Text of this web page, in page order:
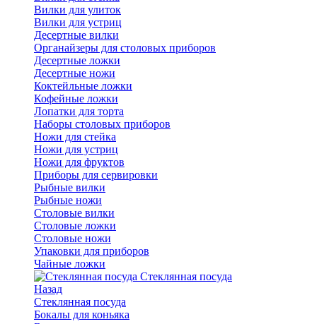
Вилки для улиток
Вилки для устриц
Десертные вилки
Органайзеры для столовых приборов
Десертные ложки
Десертные ножи
Коктейльные ложки
Кофейные ложки
Лопатки для торта
Наборы столовых приборов
Ножи для стейка
Ножи для устриц
Ножи для фруктов
Приборы для сервировки
Рыбные вилки
Рыбные ножи
Столовые вилки
Столовые ложки
Столовые ножи
Упаковки для приборов
Чайные ложки
Стеклянная посуда
Назад
Стеклянная посуда
Бокалы для коньяка